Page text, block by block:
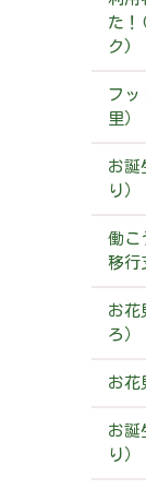
た！
ク)
フッ
里）
お誕
り）
働こ
移行
お花
ろ）
お花
お誕
り）